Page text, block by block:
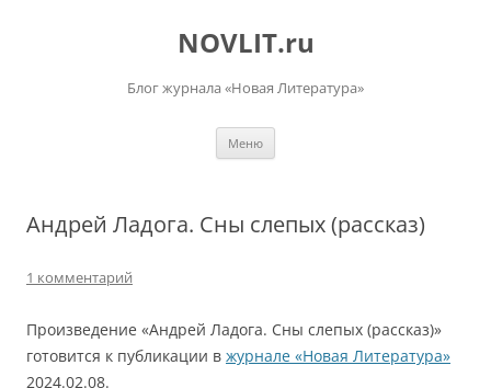
NOVLIT.ru
Блог журнала «Новая Литература»
Меню
Андрей Ладога. Сны слепых (рассказ)
1 комментарий
Произведение «Андрей Ладога. Сны слепых (рассказ)»
готовится к публикации в журнале «Новая Литература»
2024.02.08.